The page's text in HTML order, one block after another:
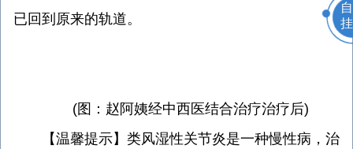
已回到原来的轨道。
(图：赵阿姨经中西医结合治疗治疗后)
【温馨提示】类风湿性关节炎是一种慢性病，治